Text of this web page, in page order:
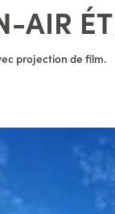
AIR
projection de film.